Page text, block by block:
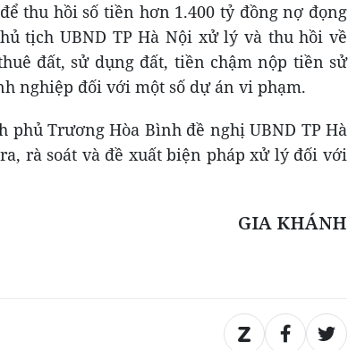
thu hồi số tiền hơn 1.400 tỷ đồng nợ đọng
tịch UBND TP Hà Nội xử lý và thu hồi về
đất, sử dụng đất, tiền chậm nộp tiền sử
nghiệp đối với một số dự án vi phạm.
phủ Trương Hòa Bình đề nghị UBND TP Hà
rà soát và đề xuất biện pháp xử lý đối với
GIA KHÁNH